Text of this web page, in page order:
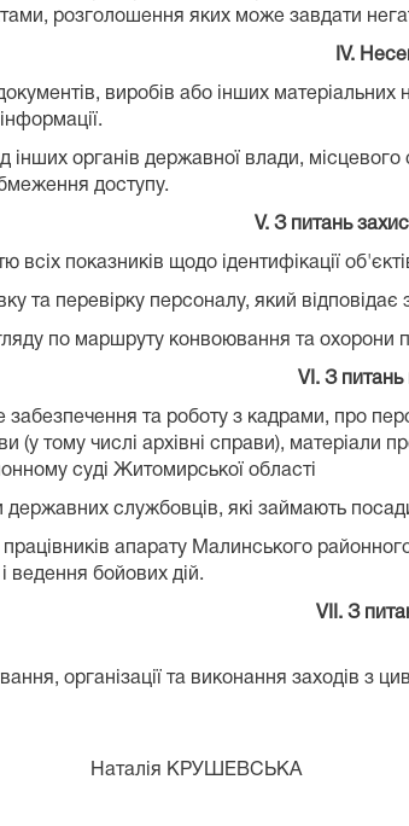
розголошення яких може завдати
IV.
виробів або інших
інших органів державної влади,
доступу.
V. З питань
всіх показників щодо ідентифікації
та перевірку персоналу, який
по маршруту конвоювання та охорони
VІ. З
забезпечення та роботу з кадрами, про
(у тому числі архівні справи), матеріали
суді Житомирської області
державних службовців, які займають
працівників апарату Малинського
і ведення бойових дій.
VІI. З
організації та виконання заходів з
Наталія КРУШЕВСЬКА